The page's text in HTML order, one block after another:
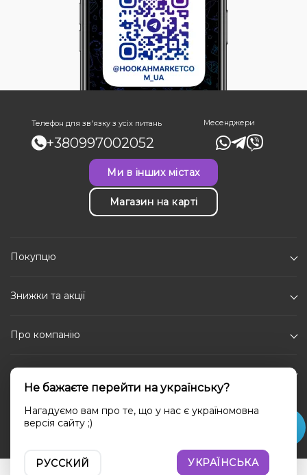
Телефон для зв'язку з усіх питань
+380997002052
Месенджери
Ми в інших містах
Магазин на карті
Покупцю
Знижки та акції
Про компанію
Каталог
Соціальні мережі
Не бажаєте перейти на українську?
Нагадуємо вам про те, що у нас є україномовна
версія сайту ;)
РУССКИЙ УКРАЇНСЬКА